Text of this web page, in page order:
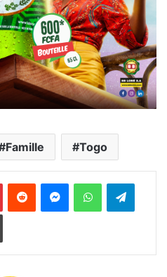
Famille Togo
PinterestReddit MessengerWhatsAppTelegram
Imprimer